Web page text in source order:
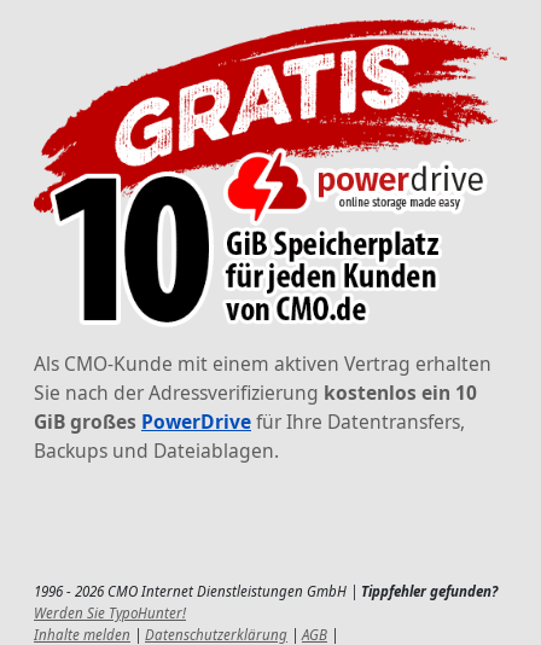
Als CMO-Kunde mit einem aktiven Vertrag erhalten
Sie nach der Adressverifizierung kostenlos ein 10
GiB großes PowerDrivefür Ihre Datentransfers,
Backups und Dateiablagen.
1996 - 2026 CMO Internet Dienstleistungen GmbH | Tippfehler gefunden?
Werden Sie TypoHunter!
Inhalte melden | Datenschutzerklärung | AGB |